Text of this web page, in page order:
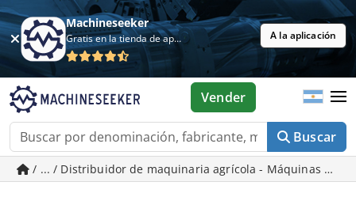
Machineseeker
Gratis en la tienda de aplicaciones A la aplicación
Buscar
Vender
/ ... / Distribuidor de maquinaria agrícola - Máquinas de